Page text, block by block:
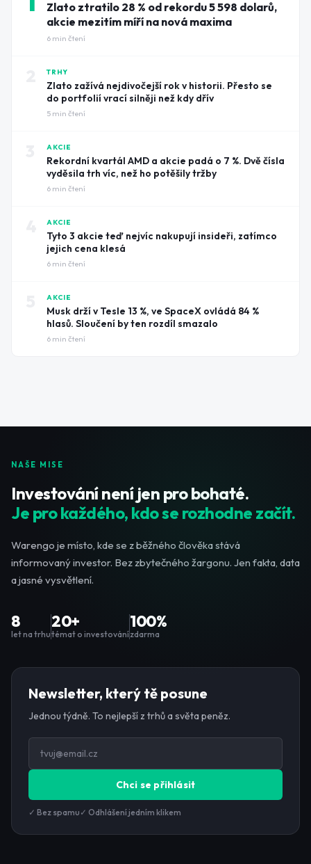
Zlato ztratilo 28 % od rekordu 5 598 dolarů,
akcie mezitím míří na nová maxima
6 min čtení
TRHY
Zlato zažívá nejdivočejší rok v historii. Přesto se
do portfolií vrací silněji než kdy dřív
5 min čtení
AKCIE
Rekordní kvartál AMD a akcie padá o 7 %. Dvě čísla
vyděsila trh víc, než ho potěšily tržby
6 min čtení
AKCIE
Tyto 3 akcie teď nejvíc nakupují insideři, zatímco
jejich cena klesá
6 min čtení
AKCIE
Musk drží v Tesle 13 %, ve SpaceX ovládá 84 %
hlasů. Sloučení by ten rozdíl smazalo
6 min čtení
NAŠE MISE
Investování není jen pro bohaté.
Je pro každého, kdo se rozhodne začít.
Warengo je místo, kde se z běžného člověka stává
informovaný investor. Bez zbytečného žargonu. Jen fakta, data
a jasné vysvětlení.
8
let na trhu
20+
témat o investování
100%
zdarma
Newsletter, který tě posune
Jednou týdně. To nejlepší z trhů a světa peněz.
Chci se přihlásit
✓ Bez spamu ✓ Odhlášení jedním klikem